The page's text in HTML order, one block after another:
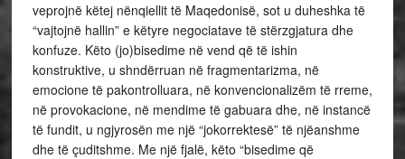
veprojnë këtej nënqiellit të Maqedonisë, sot u duheshka të
“vajtojnë hallin” e këtyre negociatave të stërzgjatura dhe
konfuze. Këto (jo)bisedime në vend që të ishin
konstruktive, u shndërruan në fragmentarizma, në
emocione të pakontrolluara, në konvencionalizëm të rreme,
në provokacione, në mendime të gabuara dhe, në instancë
të fundit, u ngjyrosën me një “jokorrektesë” të njëanshme
dhe të çuditshme. Me një fjalë, këto “bisedime që